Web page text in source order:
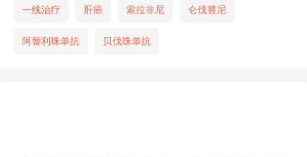
一线治疗 肝癌 索拉非尼 仑伐替尼
阿替利珠单抗 贝伐珠单抗